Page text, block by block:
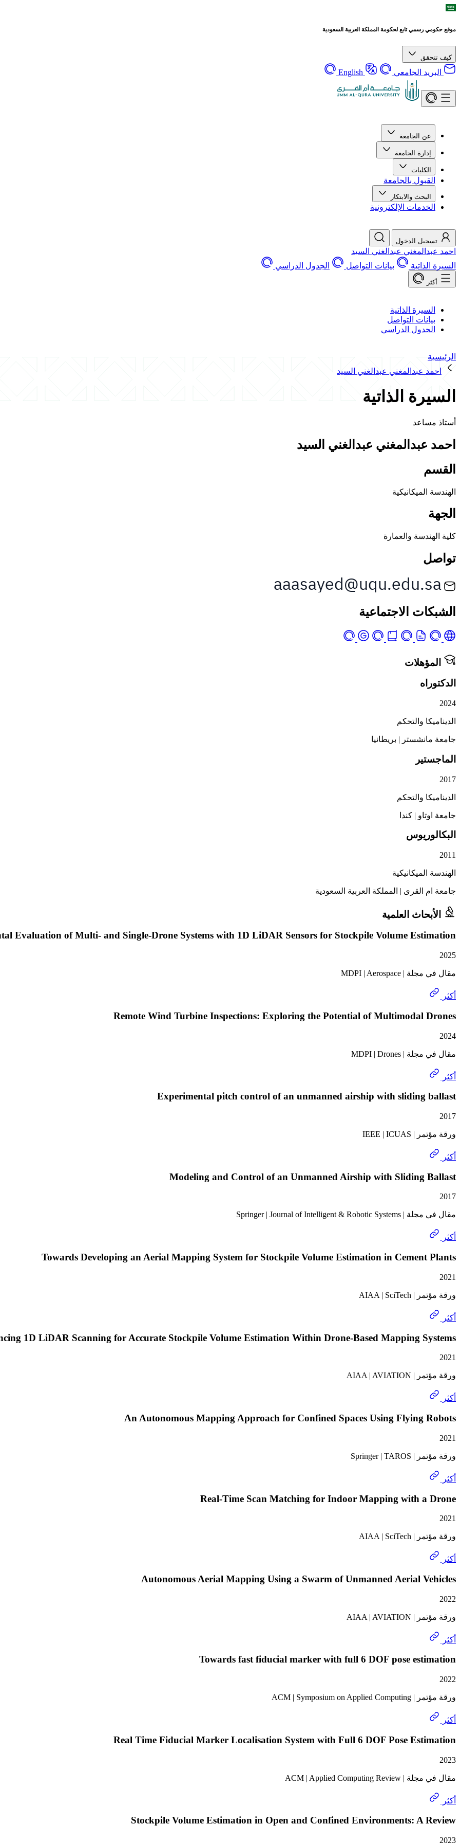
موقع حكومي رسمي تابع لحكومة المملكة العربية السعودية
كيف تتحقق
البريد الجامعي English
عن الجامعة
إدارة الجامعة
الكليات
القبول بالجامعة
البحث والابتكار
الخدمات الإلكترونية
تسجيل الدخول
احمد عبدالمغني عبدالغني السيد
السيرة الذاتية
بيانات التواصل الجدول الدراسي
أكثر
السيرة الذاتية
بيانات التواصل
الجدول الدراسي
الرئيسية
احمد عبدالمغني عبدالغني السيد
السيرة الذاتية
أستاذ مساعد
احمد عبدالمغني عبدالغني السيد
القسم
الهندسة الميكانيكية
الجهة
كلية الهندسة والعمارة
تواصل
الشبكات الاجتماعية
المؤهلات
الدكتوراه
2024
الديناميكا والتحكم
جامعة مانشستر | بريطانيا
الماجستير
2017
الديناميكا والتحكم
جامعة اوتاو | كندا
البكالوريوس
2011
الهندسة الميكانيكية
جامعة ام القرى | المملكة العربية السعودية
الأبحاث العلمية
Evaluation of Multi- and Single-Drone Systems with 1D LiDAR Sensors for Stockpile Volume Estimation
2025
مقال في مجلة | MDPI | Aerospace
أكثر
Remote Wind Turbine Inspections: Exploring the Potential of Multimodal Drones
2024
مقال في مجلة | MDPI | Drones
أكثر
Experimental pitch control of an unmanned airship with sliding ballast
2017
ورقة مؤتمر | IEEE | ICUAS
أكثر
Modeling and Control of an Unmanned Airship with Sliding Ballast
2017
مقال في مجلة | Springer | Journal of Intelligent & Robotic Systems
أكثر
Towards Developing an Aerial Mapping System for Stockpile Volume Estimation in Cement Plants
2021
ورقة مؤتمر | AIAA | SciTech
أكثر
1D LiDAR Scanning for Accurate Stockpile Volume Estimation Within Drone-Based Mapping Systems
2021
ورقة مؤتمر | AIAA | AVIATION
أكثر
An Autonomous Mapping Approach for Confined Spaces Using Flying Robots
2021
ورقة مؤتمر | Springer | TAROS
أكثر
Real-Time Scan Matching for Indoor Mapping with a Drone
2021
ورقة مؤتمر | AIAA | SciTech
أكثر
Autonomous Aerial Mapping Using a Swarm of Unmanned Aerial Vehicles
2022
ورقة مؤتمر | AIAA | AVIATION
أكثر
Towards fast fiducial marker with full 6 DOF pose estimation
2022
ورقة مؤتمر | ACM | Symposium on Applied Computing
أكثر
Real Time Fiducial Marker Localisation System with Full 6 DOF Pose Estimation
2023
مقال في مجلة | ACM | Applied Computing Review
أكثر
Stockpile Volume Estimation in Open and Confined Environments: A Review
2023